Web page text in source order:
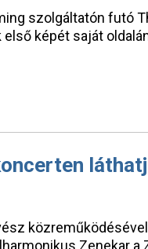
szolgáltatón futó
első képét saját
Zenekar a